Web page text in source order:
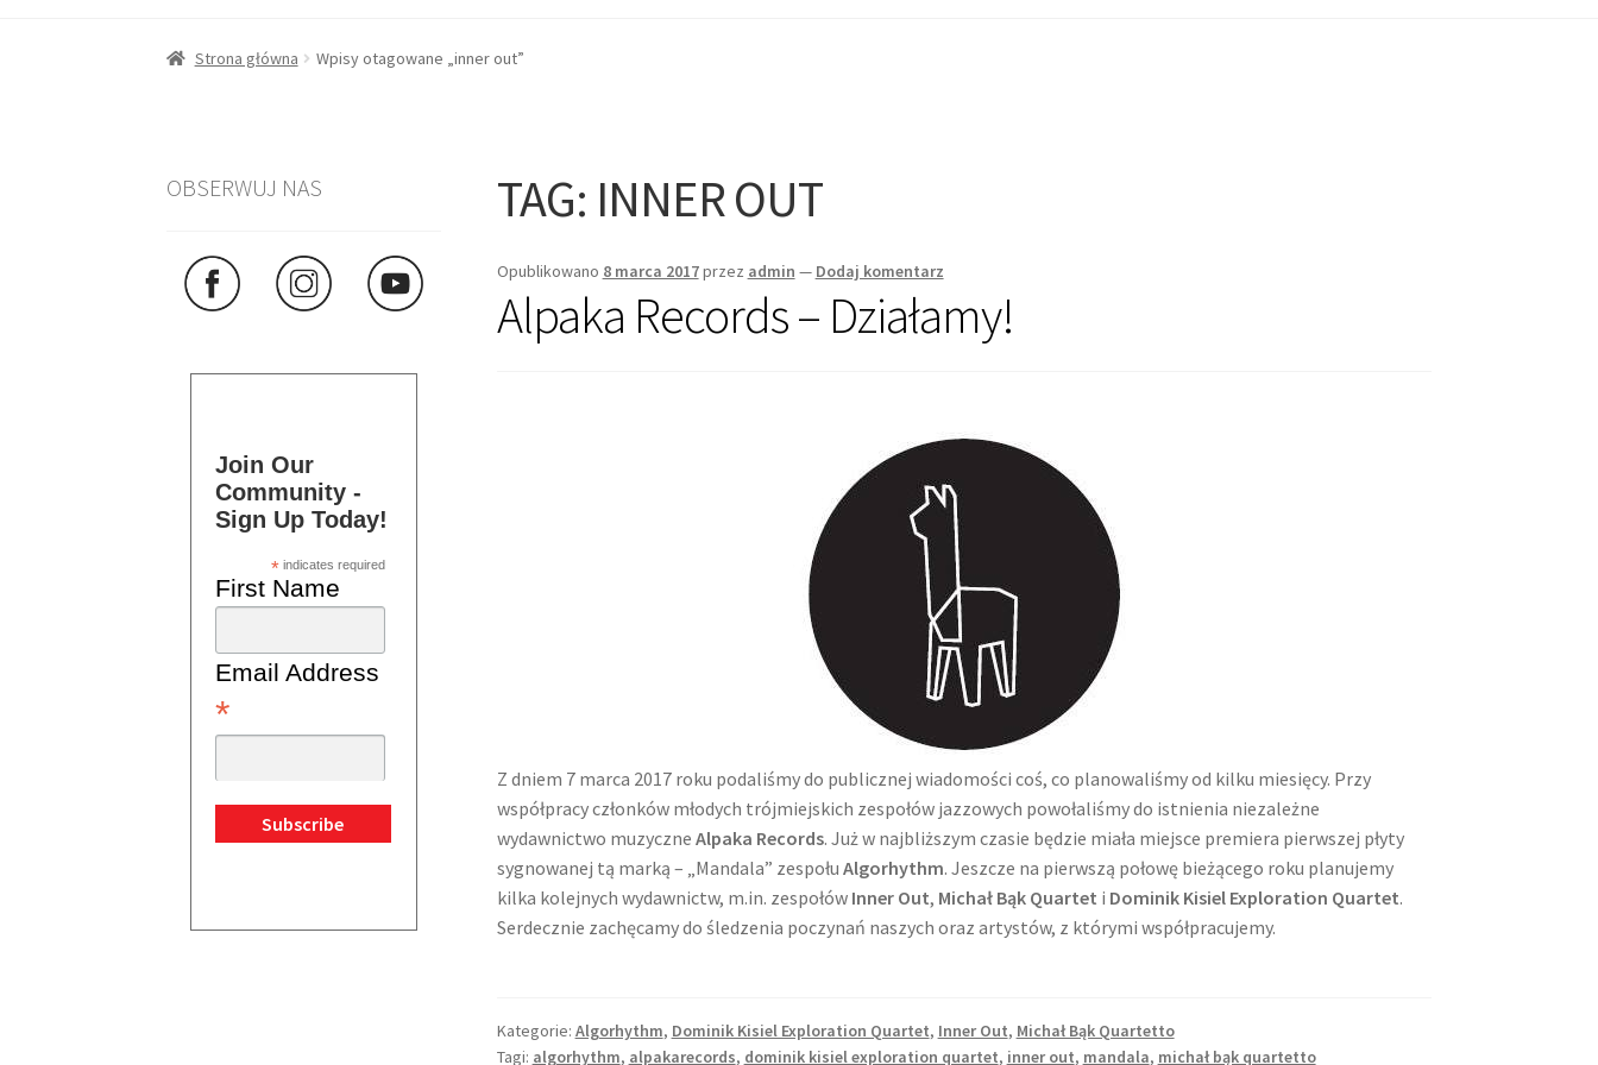
Strona główna Wpisy otagowane „inner out”
TAG: INNER OUT
Opublikowano 8 marca 2017przez admin — Dodaj komentarz
Alpaka Records – Działamy!
Z dniem 7 marca 2017 roku podaliśmy do publicznej wiadomości coś, co planowaliśmy od kilku miesięcy. Przy
współpracy członków młodych trójmiejskich zespołów jazzowych powołaliśmy do istnienia niezależne
wydawnictwo muzyczne Alpaka Records. Już w najbliższym czasie będzie miała miejsce premiera pierwszej płyty
sygnowanej tą marką – „Mandala” zespołu Algorhythm. Jeszcze na pierwszą połowę bieżącego roku planujemy
kilka kolejnych wydawnictw, m.in. zespołów Inner Out, Michał Bąk Quartet i Dominik Kisiel Exploration Quartet.
Serdecznie zachęcamy do śledzenia poczynań naszych oraz artystów, z którymi współpracujemy.
Kategorie: Algorhythm, Dominik Kisiel Exploration Quartet, Inner Out, Michał Bąk Quartetto
Tagi: algorhythm, alpakarecords, dominik kisiel exploration quartet, inner out, mandala, michał bąk quartetto
OBSERWUJ NAS
Join Our
Community -
Sign Up Today!
* indicates required
First Name
Email Address
*